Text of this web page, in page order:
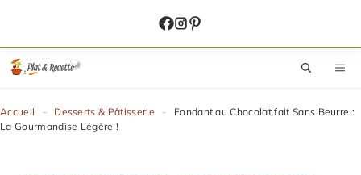
contenu
Accueil - Desserts & Pâtisserie -
Fondant au Chocolat fait Sans Beurre :
La Gourmandise Légère !